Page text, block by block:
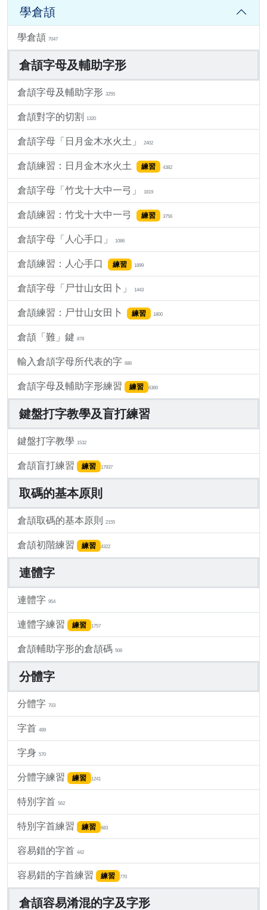
學倉頡
學倉頡 7047
倉頡字母及輔助字形
倉頡字母及輔助字形 3255
倉頡對字的切割 1320
倉頡字母「日月金木水火土」 2402
倉頡練習：日月金木水火土 練習 4382
倉頡字母「竹戈十大中一弓」 1819
倉頡練習：竹戈十大中一弓 練習 3756
倉頡字母「人心手口」 1086
倉頡練習：人心手口 練習 1899
倉頡字母「尸廿山女田卜」 1443
倉頡練習：尸廿山女田卜 練習 1800
倉頡「難」鍵 878
輸入倉頡字母所代表的字 686
倉頡字母及輔助字形練習 練習 6360
鍵盤打字教學及盲打練習
鍵盤打字教學 1532
倉頡盲打練習 練習 17937
取碼的基本原則
倉頡取碼的基本原則 2155
倉頡初階練習 練習 4322
連體字
連體字 954
連體字練習 練習 1757
倉頡輔助字形的倉頡碼 506
分體字
分體字 703
字首 489
字身 570
分體字練習 練習 1241
特別字首 562
特別字首練習 練習 683
容易錯的字首 442
容易錯的字首練習 練習 770
倉頡容易淆混的字及字形